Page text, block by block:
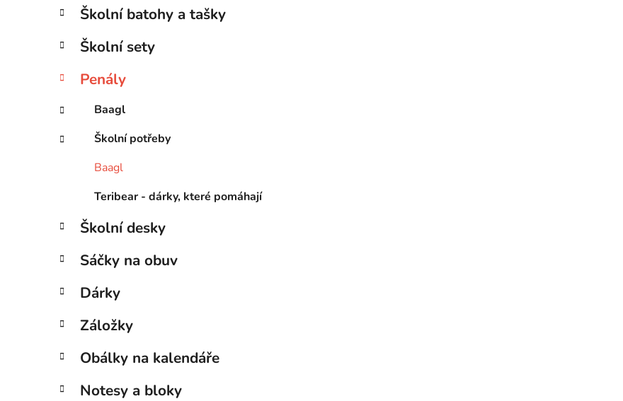
Školní batohy a tašky
Školní sety
Penály
Baagl
Školní potřeby
Baagl
Teribear - dárky, které pomáhají
Školní desky
Sáčky na obuv
Dárky
Záložky
Obálky na kalendáře
Notesy a bloky